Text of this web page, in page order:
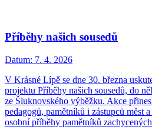
Příběhy našich sousedů
Datum: 7. 4. 2026
V Krásné Lípě se dne 30. března
projektu Příběhy našich sousedů, do
ze Šluknovského výběžku. Akce
pedagogů, pamětníků i zástupců měst
osobní příběhy pamětníků zachycených